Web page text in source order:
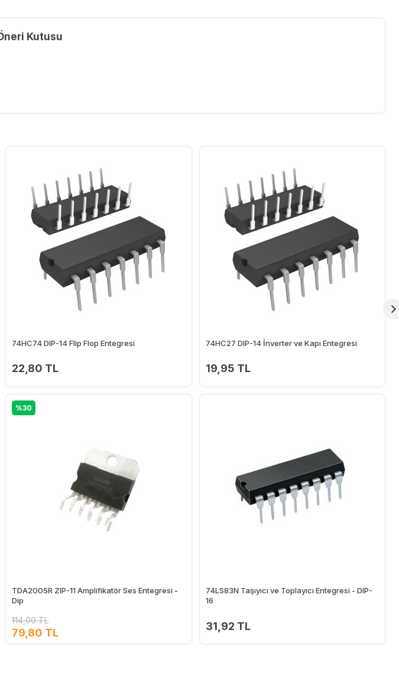
Kutusu
74HC74 DIP-14 Flip Flop Entegresi
22,80 TL
74HC27 DIP-14 İnverter ve Kapı Entegresi
19,95 TL
%30
TDA2005R ZIP-11 Amplifikatör Ses Entegresi -
Dip
114,00 TL
79,80 TL
74LS83N Taşıyıcı ve Toplayıcı Entegresi - DIP-
16
31,92 TL